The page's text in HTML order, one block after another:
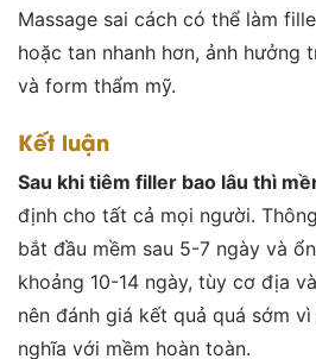
Massage sai cách có thể làm
hoặc tan nhanh hơn, ảnh hưởng
và form thẩm mỹ.
Kết luận
Sau khi tiêm filler bao lâu thì
định cho tất cả mọi người.
bắt đầu mềm sau 5-7 ngày và
khoảng 10-14 ngày, tùy cơ địa
nên đánh giá kết quả quá sớm
nghĩa với mềm hoàn toàn.